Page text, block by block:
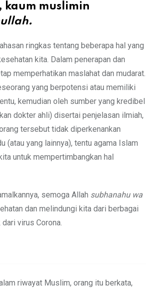
kaum muslimin
ringkas tentang beberapa hal yang
kita. Dalam penerapan dan
memperhatikan maslahat dan mudarat.
yang berpotensi atau memiliki
kemudian oleh sumber yang kredibel
dokter ahli) disertai penjelasan ilmiah,
tersebut tidak diperkenankan
(atau yang lainnya), tentu agama Islam
untuk mempertimbangkan hal
semoga Allah subhanahu wa
dan melindungi kita dari berbagai
virus Corona.
riwayat Muslim, orang itu berkata,